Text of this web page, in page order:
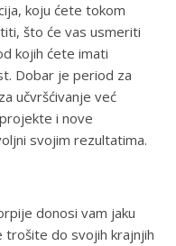
koju ćete tokom
što će vas usmeriti
kojih ćete imati
Dobar je period za
učvršćivanje već
i nove
svojim rezultatima.
donosi vam jaku
trošite do svojih krajnjih